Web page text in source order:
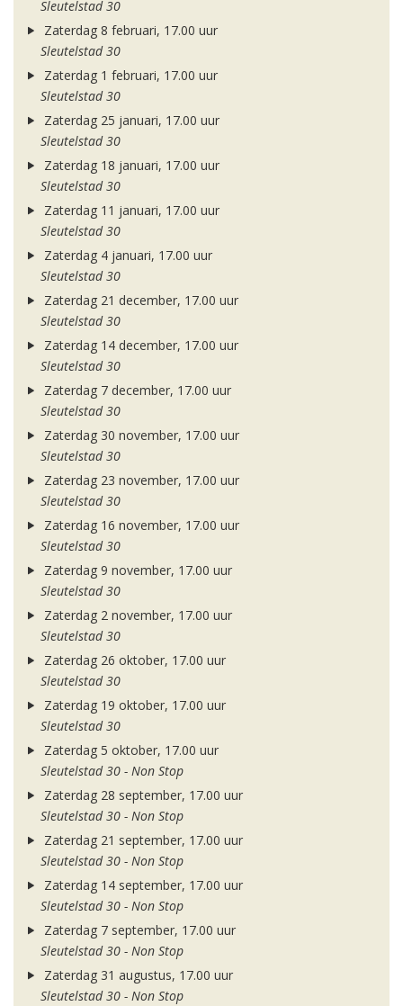
Sleutelstad 30
Zaterdag 8 februari, 17.00 uur
Sleutelstad 30
Zaterdag 1 februari, 17.00 uur
Sleutelstad 30
Zaterdag 25 januari, 17.00 uur
Sleutelstad 30
Zaterdag 18 januari, 17.00 uur
Sleutelstad 30
Zaterdag 11 januari, 17.00 uur
Sleutelstad 30
Zaterdag 4 januari, 17.00 uur
Sleutelstad 30
Zaterdag 21 december, 17.00 uur
Sleutelstad 30
Zaterdag 14 december, 17.00 uur
Sleutelstad 30
Zaterdag 7 december, 17.00 uur
Sleutelstad 30
Zaterdag 30 november, 17.00 uur
Sleutelstad 30
Zaterdag 23 november, 17.00 uur
Sleutelstad 30
Zaterdag 16 november, 17.00 uur
Sleutelstad 30
Zaterdag 9 november, 17.00 uur
Sleutelstad 30
Zaterdag 2 november, 17.00 uur
Sleutelstad 30
Zaterdag 26 oktober, 17.00 uur
Sleutelstad 30
Zaterdag 19 oktober, 17.00 uur
Sleutelstad 30
Zaterdag 5 oktober, 17.00 uur
Sleutelstad 30 - Non Stop
Zaterdag 28 september, 17.00 uur
Sleutelstad 30 - Non Stop
Zaterdag 21 september, 17.00 uur
Sleutelstad 30 - Non Stop
Zaterdag 14 september, 17.00 uur
Sleutelstad 30 - Non Stop
Zaterdag 7 september, 17.00 uur
Sleutelstad 30 - Non Stop
Zaterdag 31 augustus, 17.00 uur
Sleutelstad 30 - Non Stop